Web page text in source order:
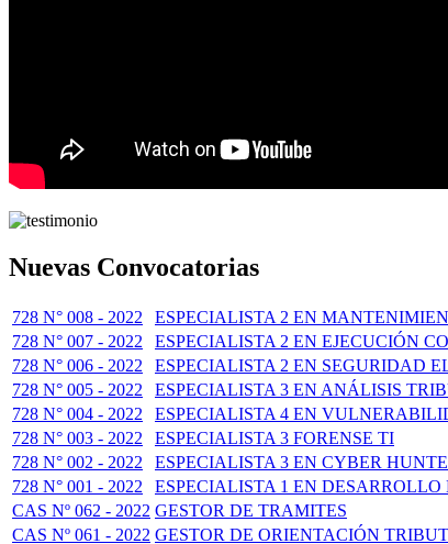
Nuevas Convocatorias
728 N° 008 - 2022
ESPECIALISTA 2 EN
728 N° 007 - 2022
ESPECIALISTA 2 EN EJECUCIÓN
728 N° 006 - 2022
ESPECIALISTA 2 EN SEGURIDAD
728 N° 005 - 2022
ESPECIALISTA 3 EN ANÁLISIS
728 N° 004 - 2022
ESPECIALISTA 4 EN
728 N° 003 - 2022
ESPECIALISTA 3 FORENSE TI
728 N° 002 - 2022
ESPECIALISTA 3 EN CYBER
728 N° 001 - 2022
ESPECIALISTA 1 EN DESARROLLO
CAS Nº 062 - 2022 GESTOR DE TRAMITES
CAS Nº 061 - 2022 GESTOR DE ORIENTACIÓN